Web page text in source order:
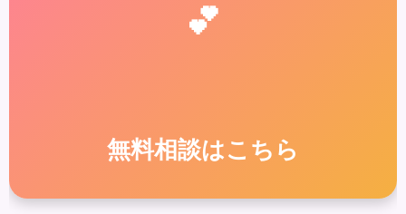
💕
無料相談はこちら